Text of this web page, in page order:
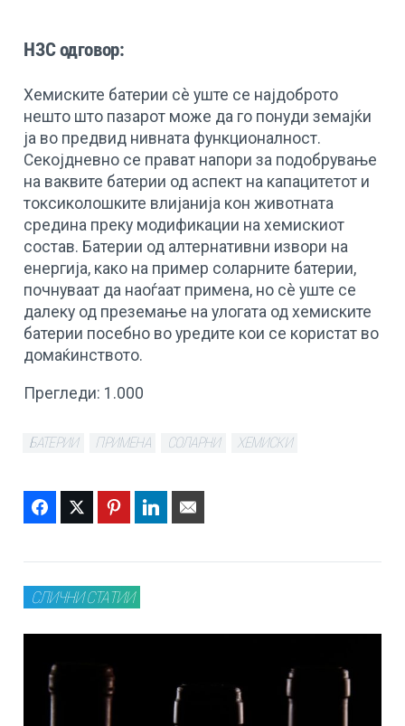
НЗС одговор:
Хемиските батерии сè уште се најдоброто
нешто што пазарот може да го понуди земајќи
ја во предвид нивната функционалност.
Секојдневно се прават напори за подобрување
на ваквите батерии од аспект на капацитетот и
токсиколошките влијанија кон животната
средина преку модификации на хемискиот
состав. Батерии од алтернативни извори на
енергија, како на пример соларните батерии,
почнуваат да наоѓаат примена, но сè уште се
далеку од преземање на улогата од хемиските
батерии посебно во уредите кои се користат во
домаќинството.
Прегледи: 1.000
БАТЕРИИ ПРИМЕНА СОЛАРНИ ХЕМИСКИ
FacebookTwitter PinterestLinkedIn
СЛИЧНИ СТАТИИ